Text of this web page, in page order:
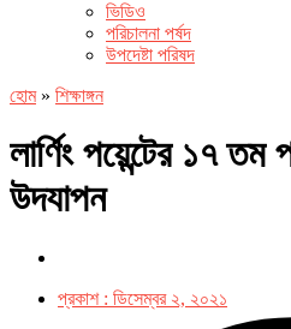
ভিডিও
পরিচালনা পর্ষদ
উপদেষ্টা পরিষদ
হোম» শিক্ষাঙ্গন
লার্ণিং পয়েন্টের ১৭ তম
উদযাপন
প্রকাশ : ডিসেম্বর ২, ২০২১